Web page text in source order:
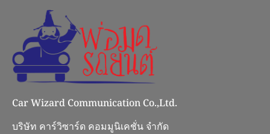
Car Wizard Communication Co.,Ltd.
บริษัท คาร์วิซาร์ด คอมมูนิเคชั่น จำกัด